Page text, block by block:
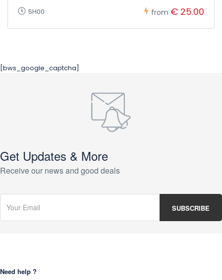
5H00 from € 25.00
[bws_google_captcha]
Get Updates & More
Receive our news and good deals
Need help ?